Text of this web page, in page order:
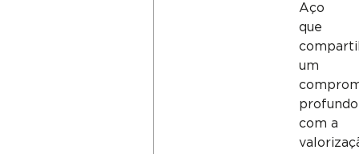
Aço
que
um
profundo
com a